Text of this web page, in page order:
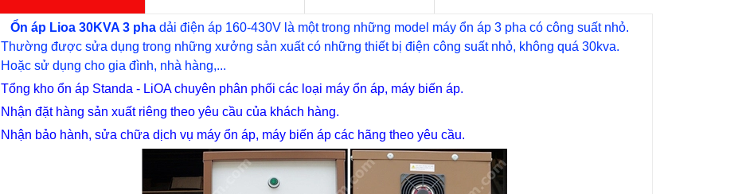
Ổn áp Lioa 30KVA 3 pha dải điện áp 160-430V là một trong những model máy ổn áp 3 pha có công suất nhỏ.
Thường được sửa dụng trong những xưởng sản xuất có những thiết bị điện công suất nhỏ, không quá 30kva.
Hoặc sử dụng cho gia đình, nhà hàng,...
Tổng kho ổn áp Standa - LiOA chuyên phân phối các loại máy ổn áp, máy biến áp.
Nhận đặt hàng sản xuất riêng theo yêu cầu của khách hàng.
Nhận bảo hành, sửa chữa dịch vụ máy ổn áp, máy biến áp các hãng theo yêu cầu.